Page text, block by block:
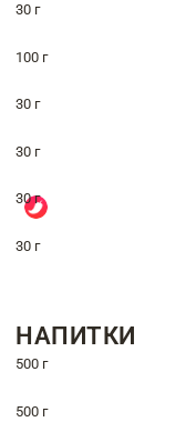
30 г
100 г
30 г
30 г
30 г
30 г
НАПИТКИ
500 г
500 г